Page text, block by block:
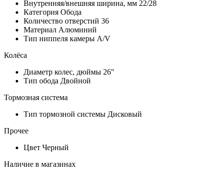
Внутренняя/внешняя ширина, мм 22/28
Категория Обода
Количество отверстий 36
Материал Алюминий
Тип ниппеля камеры A/V
Колёса
Диаметр колес, дюймы 26"
Тип обода Двойной
Тормозная система
Тип тормозной системы Дисковый
Прочее
Цвет Черный
Наличие в магазинах